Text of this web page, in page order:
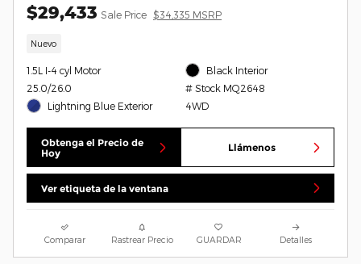
$29,433 Sale Price $34,335 MSRP
Nuevo
1.5L I-4 cyl Motor
25.0/26.0
Lightning Blue Exterior
Black Interior
# Stock MQ2648
4WD
Obtenga el Precio de
Hoy
Llámenos
Ver etiqueta de la ventana
Comparar Rastrear Precio GUARDAR Detalles